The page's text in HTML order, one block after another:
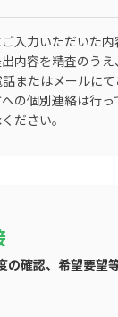
入力いただいた
内容を精査のう
またはメールに
の個別連絡は行っ
ださい。
の確認、希望要望